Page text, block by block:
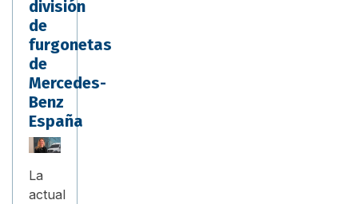
división
de
furgonetas
de
Mercedes-
Benz
España
La
actual